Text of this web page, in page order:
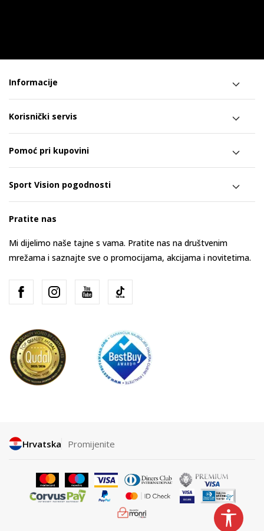
Informacije
Korisnički servis
Pomoć pri kupovini
Sport Vision pogodnosti
Pratite nas
Mi dijelimo naše tajne s vama. Pratite nas na društvenim
mrežama i saznajte sve o promocijama, akcijama i novitetima.
Hrvatska Promijenite